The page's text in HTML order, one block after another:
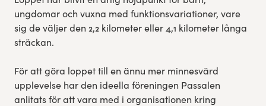
ungdomar och vuxna med funktionsvariationer, vare
sig de väljer den 2,2 kilometer eller 4,1 kilometer långa
sträckan.
För att göra loppet till en ännu mer minnesvärd
upplevelse har den ideella föreningen Passalen
anlitats för att vara med i organisationen kring